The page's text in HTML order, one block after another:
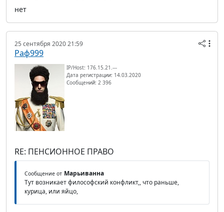
нет
25 сентября 2020 21:59
Раф999
IP/Host: 176.15.21.---
Дата регистрации: 14.03.2020
Сообщений: 2 396
RE: ПЕНСИОННОЕ ПРАВО
Сообщение от Марьиванна
Тут возникает философский конфликт,, что раньше,
курица, или яйцо,